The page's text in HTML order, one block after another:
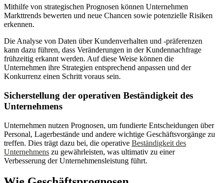
Mithilfe von strategischen Prognosen können Unternehmen
Markttrends bewerten und neue Chancen sowie potenzielle Risiken
erkennen.
Die Analyse von Daten über Kundenverhalten und -präferenzen
kann dazu führen, dass Veränderungen in der Kundennachfrage
frühzeitig erkannt werden. Auf diese Weise können die
Unternehmen ihre Strategien entsprechend anpassen und der
Konkurrenz einen Schritt voraus sein.
Sicherstellung der operativen Beständigkeit des
Unternehmens
Unternehmen nutzen Prognosen, um fundierte Entscheidungen über
Personal, Lagerbestände und andere wichtige Geschäftsvorgänge zu
treffen. Dies trägt dazu bei, die operative Beständigkeit des
Unternehmens zu gewährleisten, was ultimativ zu einer
Verbesserung der Unternehmensleistung führt.